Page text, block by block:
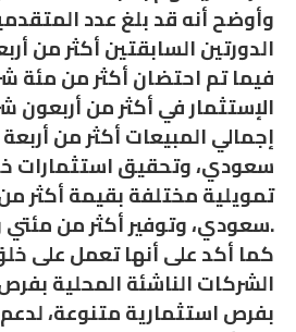
وأوضح أنه قد بلغ عدد
الدورتين السابقتين أكثر من
فيما تم احتضان أكثر من مئة
الإستثمار في أكثر من أربعون
إجمالي المبيعات أكثر من
سعودي، وتحقيق استثمارات
تمويلية مختلفة بقيمة أكثر
سعودي، وتوفير أكثر من مئتي وظيفة.
كما أكد على أنها تعمل على
الشركات الناشئة المحلية
بفرص استثمارية متنوعة،